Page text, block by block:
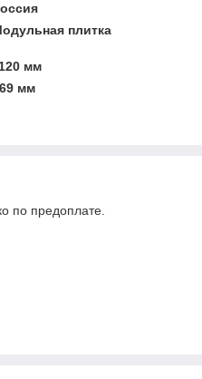
плитка
мм
мм
по предоплате.